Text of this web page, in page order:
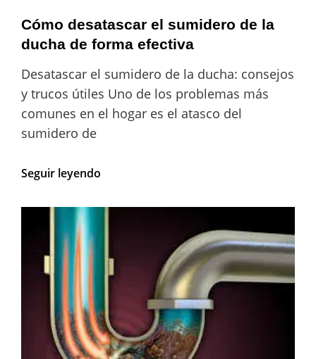
Cómo desatascar el sumidero de la
ducha de forma efectiva
Desatascar el sumidero de la ducha: consejos
y trucos útiles Uno de los problemas más
comunes en el hogar es el atasco del
sumidero de
Seguir leyendo
ducha
de